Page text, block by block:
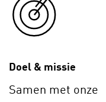
Doel & missie
Samen met onze